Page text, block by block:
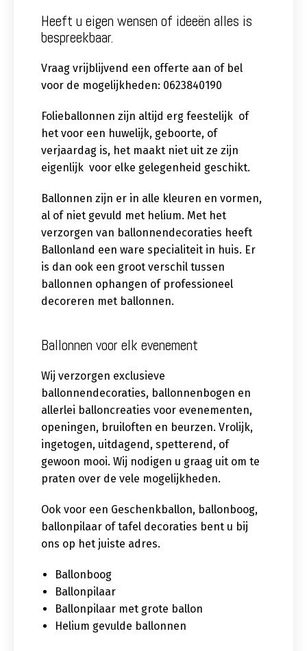
Heeft u eigen wensen of ideeën alles is
bespreekbaar.
Vraag vrijblijvend een offerte aan of bel
voor de mogelijkheden: 0623840190
Folieballonnen zijn altijd erg feestelijk of
het voor een huwelijk, geboorte, of
verjaardag is, het maakt niet uit ze zijn
eigenlijk voor elke gelegenheid geschikt.
Ballonnen zijn er in alle kleuren en vormen,
al of niet gevuld met helium. Met het
verzorgen van ballonnendecoraties heeft
Ballonland een ware specialiteit in huis. Er
is dan ook een groot verschil tussen
ballonnen ophangen of professioneel
decoreren met ballonnen.
Ballonnen voor elk evenement
Wij verzorgen exclusieve
ballonnendecoraties, ballonnenbogen en
allerlei balloncreaties voor evenementen,
openingen, bruiloften en beurzen. Vrolijk,
ingetogen, uitdagend, spetterend, of
gewoon mooi. Wij nodigen u graag uit om te
praten over de vele mogelijkheden.
Ook voor een Geschenkballon, ballonboog,
ballonpilaar of tafel decoraties bent u bij
ons op het juiste adres.
Ballonboog
Ballonpilaar
Ballonpilaar met grote ballon
Helium gevulde ballonnen